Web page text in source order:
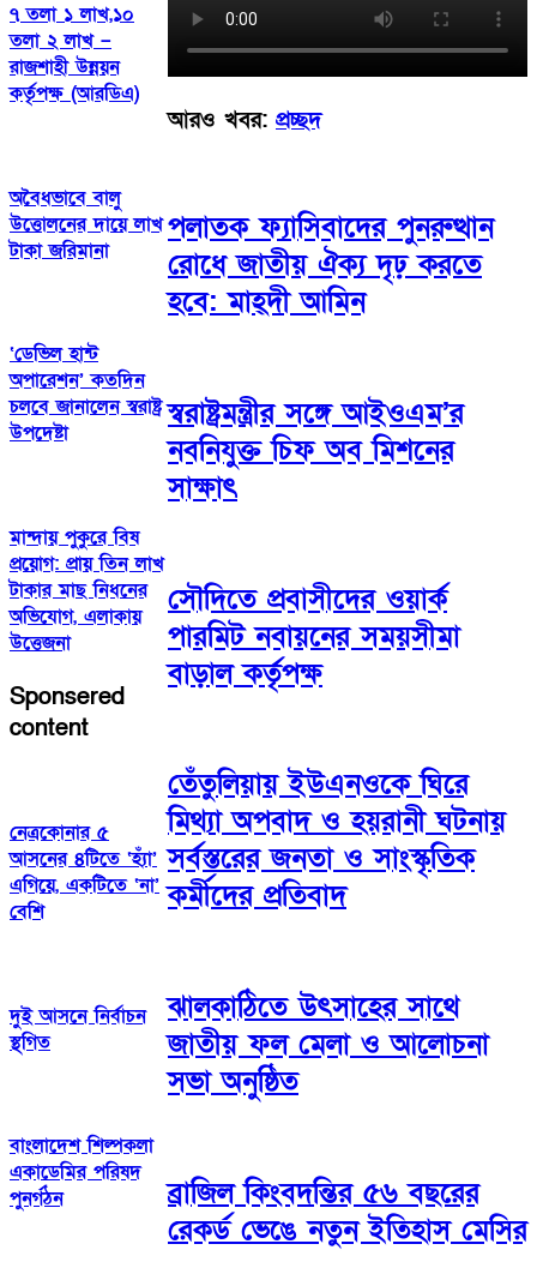
৭ তলা ১ লাখ,১০
তলা ২ লাখ –
রাজশাহী উন্নয়ন
কর্তৃপক্ষ (আরডিএ)
অবৈধভাবে বালু
উত্তোলনের দায়ে লাখ
টাকা জরিমানা
‘ডেভিল হান্ট
অপারেশন’ কতদিন
চলবে জানালেন স্বরাষ্ট্র
উপদেষ্টা
মান্দায় পুকুরে বিষ
প্রয়োগ: প্রায় তিন লাখ
টাকার মাছ নিধনের
অভিযোগ, এলাকায়
উত্তেজনা
Sponsered
content
নেত্রকোনার ৫
আসনের ৪টিতে ‘হ্যাঁ’
এগিয়ে, একটিতে ‘না’
বেশি
দুই আসনে নির্বাচন
স্থগিত
বাংলাদেশ শিল্পকলা
একাডেমির পরিষদ
পুনর্গঠন
আরও খবর: প্রচ্ছদ
পলাতক ফ্যাসিবাদের পুনরুত্থান
রোধে জাতীয় ঐক্য দৃঢ় করতে
হবে: মাহ্দী আমিন
স্বরাষ্ট্রমন্ত্রীর সঙ্গে আইওএম’র
নবনিযুক্ত চিফ অব মিশনের
সাক্ষাৎ
সৌদিতে প্রবাসীদের ওয়ার্ক
পারমিট নবায়নের সময়সীমা
বাড়াল কর্তৃপক্ষ
তেঁতুলিয়ায় ইউএনওকে ঘিরে
মিথ্যা অপবাদ ও হয়রানী ঘটনায়
সর্বস্তরের জনতা ও সাংস্কৃতিক
কর্মীদের প্রতিবাদ
ঝালকাঠিতে উৎসাহের সাথে
জাতীয় ফল মেলা ও আলোচনা
সভা অনুষ্ঠিত
ব্রাজিল কিংবদন্তির ৫৬ বছরের
রেকর্ড ভেঙে নতুন ইতিহাস মেসির